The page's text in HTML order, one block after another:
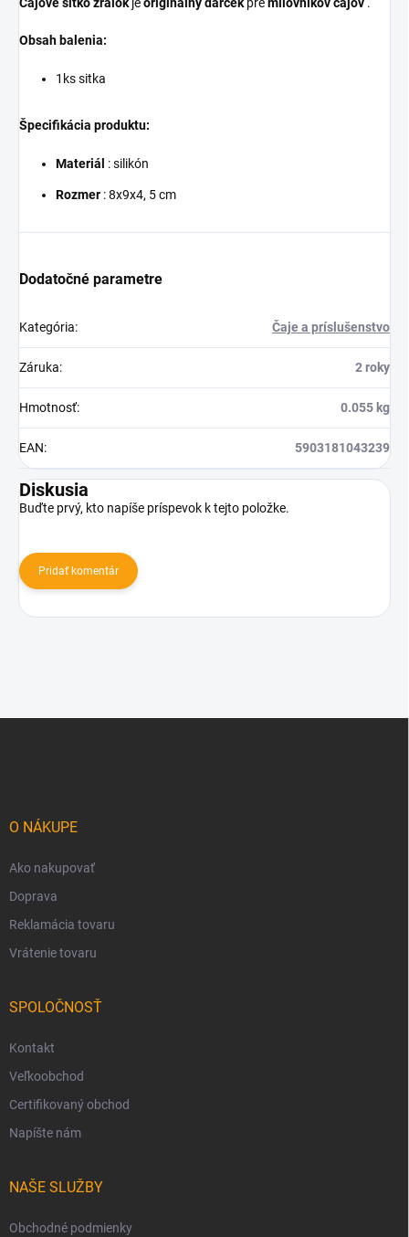
Čajové sitko žralokjeoriginálny darčekpre milovníkov čajov .
Obsah balenia:
1ks sitka
Špecifikácia produktu:
Materiál : silikón
Rozmer : 8x9x4, 5 cm
Dodatočné parametre
Kategória: Čaje a príslušenstvo
Záruka: 2 roky
Hmotnosť: 0.055 kg
EAN: 5903181043239
Diskusia
Buďte prvý, kto napíše príspevok k tejto položke.
Pridať komentár
O NÁKUPE
Ako nakupovať
Doprava
Reklamácia tovaru
Vrátenie tovaru
SPOLOČNOSŤ
Kontakt
Veľkoobchod
Certifikovaný obchod
Napíšte nám
NAŠE SLUŽBY
Obchodné podmienky